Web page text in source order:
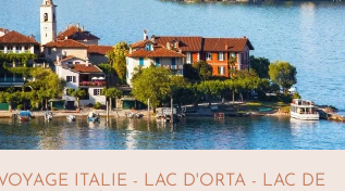
ITALIE - LAC D'ORTA - LAC DE